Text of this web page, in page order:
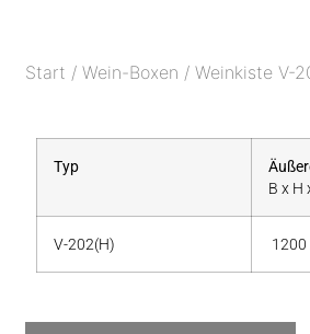
Start / Wein-Boxen / Weinkiste V-
Typ
B x H
V-202(H) 1200